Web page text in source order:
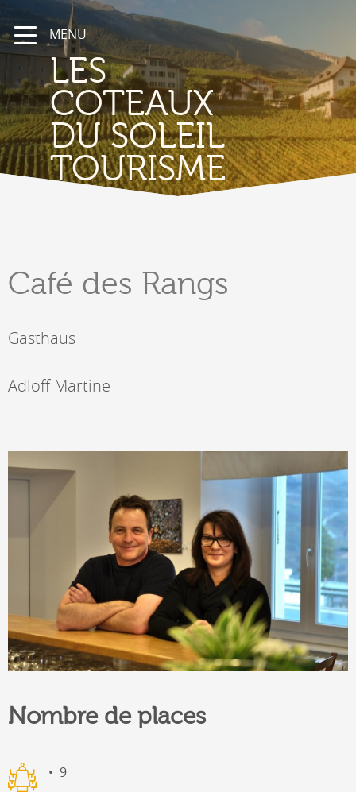
MENU
LES
COTEAUX
DU SOLEIL
TOURISME
Café des Rangs
Gasthaus
Adloff Martine
Nombre de places
9